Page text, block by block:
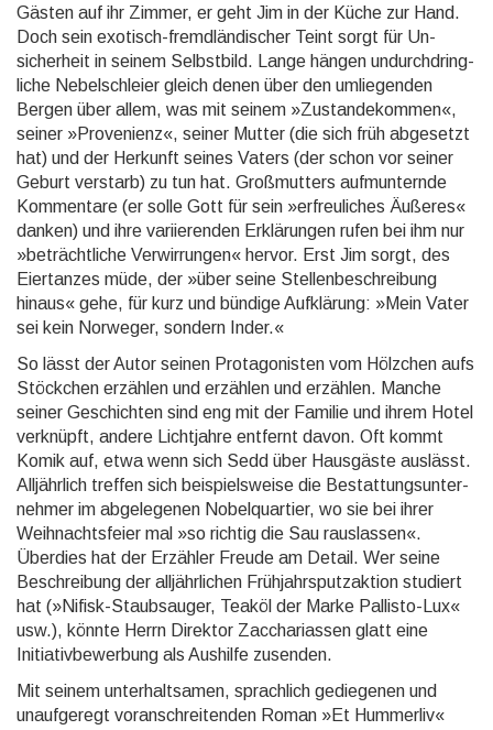
Gästen auf ihr Zimmer, er geht Jim in der Küche zur Hand.
Doch sein exotisch-fremd­ländi­scher Teint sorgt für Un­
sicher­heit in seinem Selbstbild. Lange hängen undurch­dring­
liche Nebel­schleier gleich denen über den umliegenden
Bergen über allem, was mit seinem »Zustande­kommen«,
seiner »Provenienz«, seiner Mutter (die sich früh abgesetzt
hat) und der Herkunft seines Vaters (der schon vor seiner
Geburt verstarb) zu tun hat. Großmutters aufmun­ternde
Kommentare (er solle Gott für sein »erfreu­liches Äußeres«
danken) und ihre variie­renden Erklärungen rufen bei ihm nur
»beträcht­liche Verwir­rungen« hervor. Erst Jim sorgt, des
Eiertanzes müde, der »über seine Stellen­beschrei­bung
hinaus« gehe, für kurz und bündige Aufklärung: »Mein Vater
sei kein Norweger, sondern Inder.«
So lässt der Autor seinen Protagonisten vom Hölzchen aufs
Stöckchen erzählen und erzählen und erzählen. Manche
seiner Geschichten sind eng mit der Familie und ihrem Hotel
verknüpft, andere Lichtjahre entfernt davon. Oft kommt
Komik auf, etwa wenn sich Sedd über Hausgäste auslässt.
Alljährlich treffen sich bei­spiels­weise die Be­stattungs­unter­
nehmer im abgelegenen Nobel­quartier, wo sie bei ihrer
Weih­nachts­feier mal »so richtig die Sau rauslassen«.
Überdies hat der Erzähler Freude am Detail. Wer seine
Beschrei­bung der alljähr­lichen Früh­jahrs­putz­aktion studiert
hat (»Nifisk-Staubsauger, Teaköl der Marke Pallisto-Lux«
usw.), könnte Herrn Direktor Zaccha­riassen glatt eine
Initiativ­bewer­bung als Aushilfe zusenden.
Mit seinem unterhaltsamen, sprachlich gediegenen und
unaufgeregt voran­schreiten­den Roman »Et Hummerliv«